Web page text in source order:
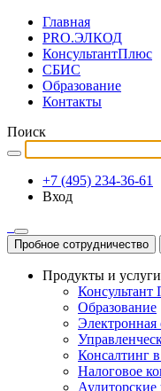
Главная
PRO.ЭЛКОД
КонсультантПлюс
СБИС
Образование
Контакты
Поиск
+7 (495) 234-36-61
Вход
Пробное сотрудничество
Продукты и услуги
Образование
Консалтинг
Налоговое
Аудиторские